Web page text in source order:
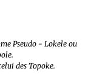
Pseudo - Lokele ou
des Topoke.